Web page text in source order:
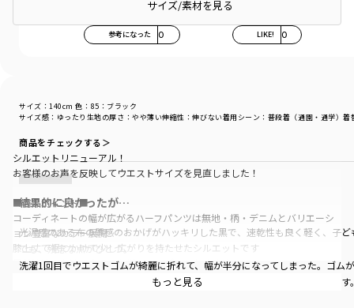
参考になった 0 LIKE! 0
サイズ感 ：ゆったり 生地の厚さ ：やや薄い伸縮性 ：伸びない着用シーン ：普段着（通園・通学）着
サイズ：140cm 色：85：ブラック
商品をチェックする＞
結果的に良かったが…
光沢感のある布の質感のおかげがハッキリした黒で、速乾性も良く軽く、子
でも、残念な点がひとつ。
洗濯1回目でウエストゴムが綺麗に折れて、幅が半分になってしまった。ゴ
満足度の高いお品ですが、ウエスト部分の仕様については今後の改善希望です
サイズ/素材を見る
シルエットリニューアル！
お客様のお声を反映してウエストサイズを見直しました！
■商品ポイント■
コーディネートの幅が広がるハーフパンツは無地・柄・デニムとバリエーシ
ョン豊富なカラー展開
膝上丈で裾にかけて少し広がりを持たせたシルエットです
兄弟姉妹、友達同士でのお揃いコーデにもおすすめ
あって嬉しい♪お名前ネーム付きもっと見る